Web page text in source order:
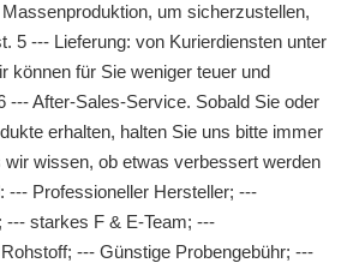
um sicherzustellen,
5 --- Lieferung: von Kurierdiensten unter
können für Sie weniger teuer und
--- After-Sales-Service. Sobald Sie oder
erhalten, halten Sie uns bitte immer
wissen, ob etwas verbessert werden
--- Professioneller Hersteller; ---
--- starkes F & E-Team; ---
--- Günstige Probengebühr; ---